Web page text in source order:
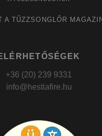
A TŰZZSONGLŐR
+36 (20) 239 9331
info@hestiafire.hu